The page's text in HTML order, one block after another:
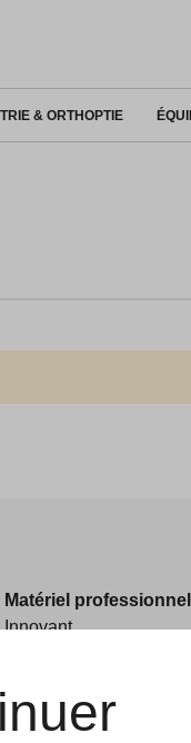
& ORTHOPTIE
Matériel professionnel
Innovant